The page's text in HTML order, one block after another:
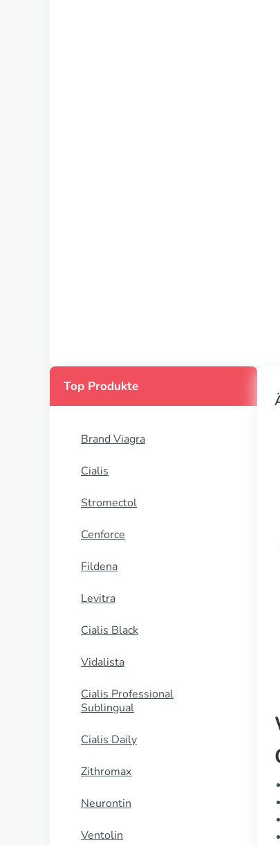
Top Produkte
Brand Viagra
Cialis
Stromectol
Cenforce
Fildena
Levitra
Cialis Black
Vidalista
Cialis Professional
Sublingual
Cialis Daily
Zithromax
Neurontin
Ventolin